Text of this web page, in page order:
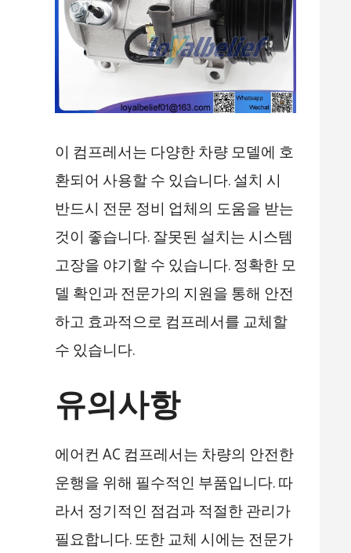
이 컴프레서는 다양한 차량 모델에 호
환되어 사용할 수 있습니다. 설치 시
반드시 전문 정비 업체의 도움을 받는
것이 좋습니다. 잘못된 설치는 시스템
고장을 야기할 수 있습니다. 정확한 모
델 확인과 전문가의 지원을 통해 안전
하고 효과적으로 컴프레서를 교체할
수 있습니다.
유의사항
에어컨 AC 컴프레서는 차량의 안전한
운행을 위해 필수적인 부품입니다. 따
라서 정기적인 점검과 적절한 관리가
필요합니다. 또한 교체 시에는 전문가